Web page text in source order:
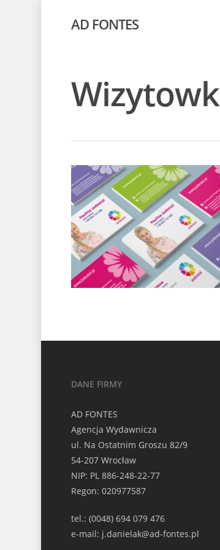
AD FONTES
DANE FIRMY
AD FONTES
Agencja Wydawnicza
ul. Na Ostatnim Groszu 82/9
54-207 Wrocław
NIP: PL 886-248-22-77
Regon: 020977587
tel.: (0048) 694 079 476
e-mail: j.danielak@ad-fontes.pl